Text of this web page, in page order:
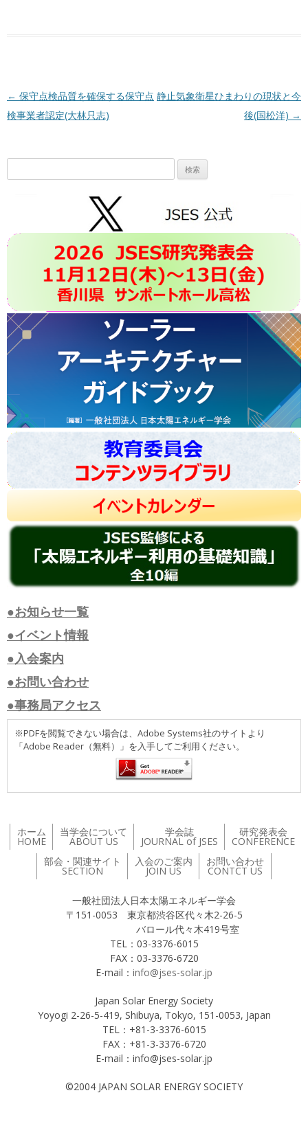
投稿ナビゲーション
← 保守点検品質を確保する保守点
検事業者認定(大林只志)
静止気象衛星ひまわりの現状と今
後(国松洋) →
索:
●お知らせ一覧
●イベント情報
●入会案内
●お問い合わせ
●事務局アクセス
※PDFを閲覧できない場合は、Adobe Systems社のサイトより
「Adobe Reader（無料）」を入手してご利用ください。
ホーム
HOME
当学会について
ABOUT US
学会誌
JOURNAL of JSES
研究発表会
CONFERENCE
部会・関連サイト
SECTION
入会のご案内
JOIN US
お問い合わせ
CONTCT US
一般社団法人日本太陽エネルギー学会
〒151-0053 東京都渋谷区代々木2-26-5
バロール代々木419号室
TEL：03-3376-6015
FAX：03-3376-6720
E-mail： info@jses-solar.jp
Japan Solar Energy Society
Yoyogi 2-26-5-419, Shibuya, Tokyo, 151-0053, Japan
TEL：+81-3-3376-6015
FAX：+81-3-3376-6720
E-mail：info@jses-solar.jp
©2004 JAPAN SOLAR ENERGY SOCIETY